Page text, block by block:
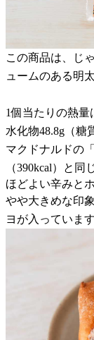
この商品は、じ
ュームのある明
1個当たりの熱量
水化物48.8g（糖
マクドナルドの
（390kcal）と同
ほどよい辛みと
やや大きめな印
ヨが入っています